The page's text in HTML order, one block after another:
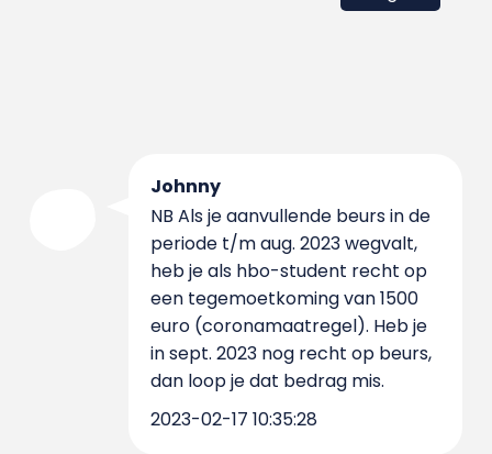
Johnny
NB Als je aanvullende beurs in de
periode t/m aug. 2023 wegvalt,
heb je als hbo-student recht op
een tegemoetkoming van 1500
euro (coronamaatregel). Heb je
in sept. 2023 nog recht op beurs,
dan loop je dat bedrag mis.
2023-02-17 10:35:28